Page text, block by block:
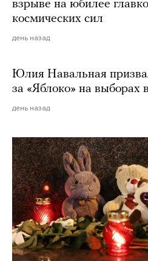
взрыве на юбилее
космических сил
день назад
Юлия Навальная
за «Яблоко» на выборах
день назад